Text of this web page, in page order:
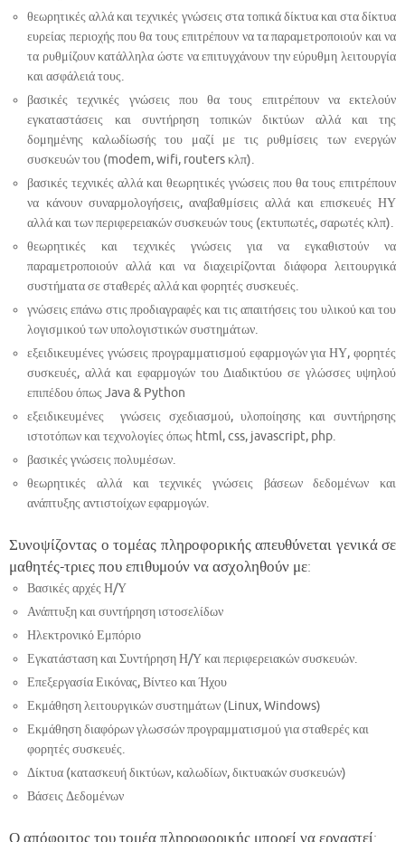
θεωρητικές αλλά και τεχνικές γνώσεις στα τοπικά δίκτυα και στα δίκτυα
ευρείας περιοχής που θα τους επιτρέπουν να τα παραμετροποιούν και να
τα ρυθμίζουν κατάλληλα ώστε να επιτυγχάνουν την εύρυθμη λειτουργία
και ασφάλειά τους.
βασικές τεχνικές γνώσεις που θα τους επιτρέπουν να εκτελούν
εγκαταστάσεις και συντήρηση τοπικών δικτύων αλλά και της
δομημένης καλωδίωσής του μαζί με τις ρυθμίσεις των ενεργών
συσκευών του (modem, wifi, routers κλπ).
βασικές τεχνικές αλλά και θεωρητικές γνώσεις που θα τους επιτρέπουν
να κάνουν συναρμολογήσεις, αναβαθμίσεις αλλά και επισκευές ΗΥ
αλλά και των περιφερειακών συσκευών τους (εκτυπωτές, σαρωτές κλπ).
θεωρητικές και τεχνικές γνώσεις για να εγκαθιστούν να
παραμετροποιούν αλλά και να διαχειρίζονται διάφορα λειτουργικά
συστήματα σε σταθερές αλλά και φορητές συσκευές.
γνώσεις επάνω στις προδιαγραφές και τις απαιτήσεις του υλικού και του
λογισμικού των υπολογιστικών συστημάτων.
εξειδικευμένες γνώσεις προγραμματισμού εφαρμογών για ΗΥ, φορητές
συσκευές, αλλά και εφαρμογών του Διαδικτύου σε γλώσσες υψηλού
επιπέδου όπως Java & Python
εξειδικευμένες γνώσεις σχεδιασμού, υλοποίησης και συντήρησης
ιστοτόπων και τεχνολογίες όπως html, css, javascript, php.
βασικές γνώσεις πολυμέσων.
θεωρητικές αλλά και τεχνικές γνώσεις βάσεων δεδομένων και
ανάπτυξης αντιστοίχων εφαρμογών.
Συνοψίζοντας ο τομέας πληροφορικής απευθύνεται γενικά σε
μαθητές-τριες που επιθυμούν να ασχοληθούν με:
Βασικές αρχές Η/Υ
Ανάπτυξη και συντήρηση ιστοσελίδων
Ηλεκτρονικό Εμπόριο
Εγκατάσταση και Συντήρηση Η/Υ και περιφερειακών συσκευών.
Επεξεργασία Εικόνας, Βίντεο και Ήχου
Εκμάθηση λειτουργικών συστημάτων (Linux, Windows)
Εκμάθηση διαφόρων γλωσσών προγραμματισμού για σταθερές και
φορητές συσκευές.
Δίκτυα (κατασκευή δικτύων, καλωδίων, δικτυακών συσκευών)
Βάσεις Δεδομένων
Ο απόφοιτος του τομέα πληροφορικής μπορεί να εργαστεί: